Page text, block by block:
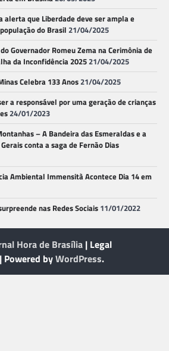
alerta que Liberdade deve ser ampla e
do Brasil 21/04/2025
Governador Romeu Zema na Cerimônia de
da Inconfidência 202521/04/2025
Celebra 133 Anos21/04/2025
a responsável por uma geração de crianças
24/01/2023
– A Bandeira das Esmeraldas e a
conta a saga de Fernão Dias
Ambiental Immensità Acontece Dia 14 em
nas Redes Sociais 11/01/2022
Hora de Brasília | Legal
| Powered byWordPress.